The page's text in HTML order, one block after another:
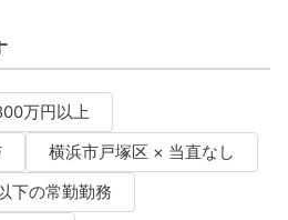
万円以上
横浜市戸塚区 × 当直なし
下の常勤勤務